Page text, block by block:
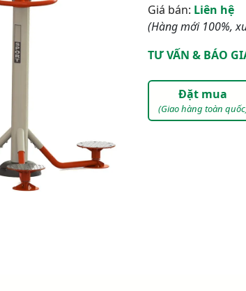
Giá bán: Liên hệ
(Hàng mới 100%,
TƯ VẤN & BÁO
Đặt mua
(Giao hàng toàn